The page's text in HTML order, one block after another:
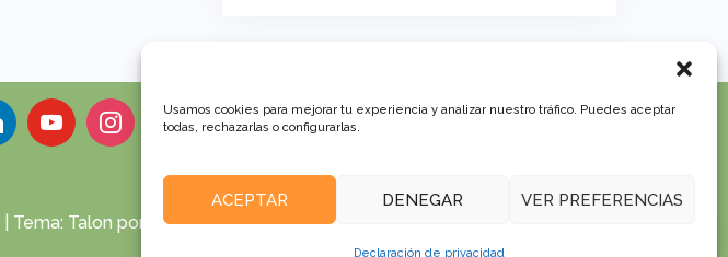
Usamos cookies para mejorar tu experiencia y analizar nuestro tráfico. Puedes aceptar
todas, rechazarlas o configurarlas.
ACEPTAR DENEGAR VER PREFERENCIAS
Declaración de privacidad
Tema: Talon por aThemes.